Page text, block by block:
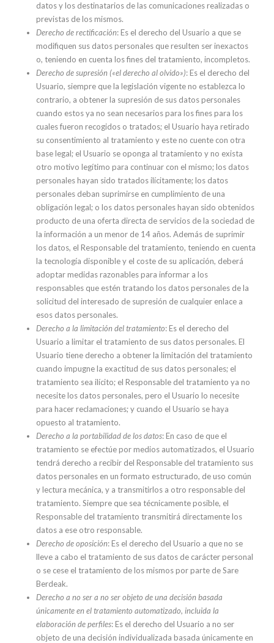
datos y los destinatarios de las comunicaciones realizadas o
previstas de los mismos.
Derecho de rectificación: Es el derecho del Usuario a que se
modifiquen sus datos personales que resulten ser inexactos
o, teniendo en cuenta los fines del tratamiento, incompletos.
Derecho de supresión («el derecho al olvido»): Es el derecho del
Usuario, siempre que la legislación vigente no establezca lo
contrario, a obtener la supresión de sus datos personales
cuando estos ya no sean necesarios para los fines para los
cuales fueron recogidos o tratados; el Usuario haya retirado
su consentimiento al tratamiento y este no cuente con otra
base legal; el Usuario se oponga al tratamiento y no exista
otro motivo legítimo para continuar con el mismo; los datos
personales hayan sido tratados ilícitamente; los datos
personales deban suprimirse en cumplimiento de una
obligación legal; o los datos personales hayan sido obtenidos
producto de una oferta directa de servicios de la sociedad de
la información a un menor de 14 años. Además de suprimir
los datos, el Responsable del tratamiento, teniendo en cuenta
la tecnología disponible y el coste de su aplicación, deberá
adoptar medidas razonables para informar a los
responsables que estén tratando los datos personales de la
solicitud del interesado de supresión de cualquier enlace a
esos datos personales.
Derecho a la limitación del tratamiento: Es el derecho del
Usuario a limitar el tratamiento de sus datos personales. El
Usuario tiene derecho a obtener la limitación del tratamiento
cuando impugne la exactitud de sus datos personales; el
tratamiento sea ilícito; el Responsable del tratamiento ya no
necesite los datos personales, pero el Usuario lo necesite
para hacer reclamaciones; y cuando el Usuario se haya
opuesto al tratamiento.
Derecho a la portabilidad de los datos: En caso de que el
tratamiento se efectúe por medios automatizados, el Usuario
tendrá derecho a recibir del Responsable del tratamiento sus
datos personales en un formato estructurado, de uso común
y lectura mecánica, y a transmitirlos a otro responsable del
tratamiento. Siempre que sea técnicamente posible, el
Responsable del tratamiento transmitirá directamente los
datos a ese otro responsable.
Derecho de oposición: Es el derecho del Usuario a que no se
lleve a cabo el tratamiento de sus datos de carácter personal
o se cese el tratamiento de los mismos por parte de Sare
Berdeak.
Derecho a no ser a no ser objeto de una decisión basada
únicamente en el tratamiento automatizado, incluida la
elaboración de perfiles: Es el derecho del Usuario a no ser
objeto de una decisión individualizada basada únicamente en